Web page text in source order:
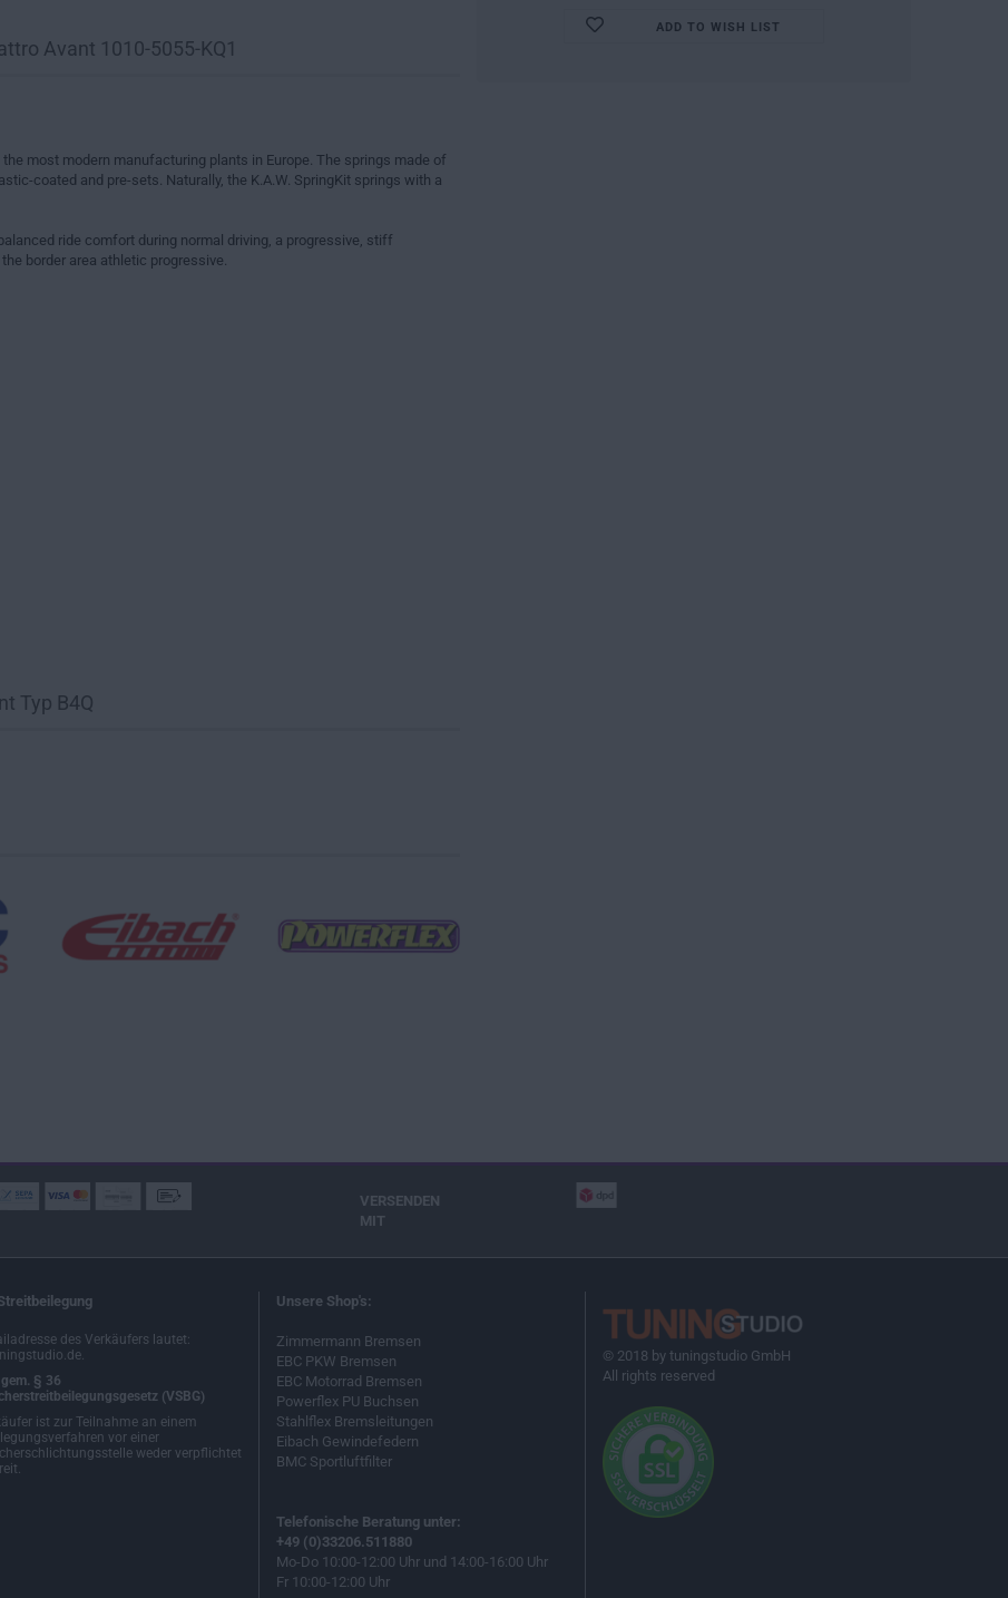
ADD TO WISH LIST
Avant 1010-5055-KQ1
most modern manufacturing plants in Europe. The springs made of
coated and pre-sets. Naturally, the K.A.W. SpringKit springs with a
ride comfort during normal driving, a progressive, stiff
border area athletic progressive.
Typ B4Q
VERSENDEN
MIT
des Verkäufers lautet:
§ 36
(VSBG)
ist zur Teilnahme an einem
vor einer
weder verpflichtet
Unsere Shop's:
Zimmermann Bremsen
EBC PKW Bremsen
EBC Motorrad Bremsen
Powerflex PU Buchsen
Stahlflex Bremsleitungen
Eibach Gewindefedern
BMC Sportluftfilter
Telefonische Beratung unter:
+49 (0)33206.511880
Mo-Do 10:00-12:00 Uhr und 14:00-16:00 Uhr
Fr 10:00-12:00 Uhr
© 2018 by tuningstudio GmbH
All rights reserved